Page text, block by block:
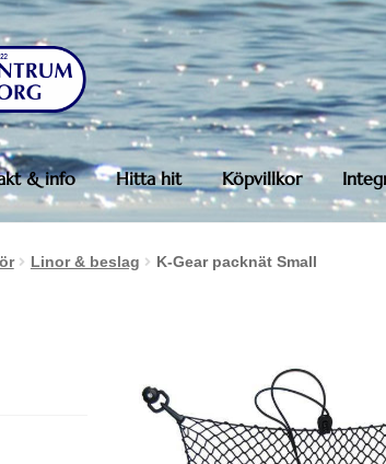
& info Hitta hit Köpvillkor
Linor & beslag K-Gear packnät Small